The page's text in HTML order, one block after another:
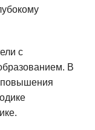
с
В
повышения